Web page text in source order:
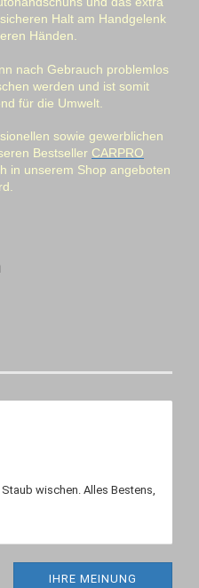
Halt am Handgelenk
Händen.
nach Gebrauch problemlos
werden und ist somit
für die Umwelt.
sowie gewerblichen
Bestseller CARPRO
in unserem Shop angeboten
wischen. Alles Bestens,
IHRE MEINUNG